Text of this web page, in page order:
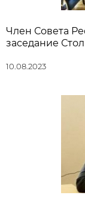
Член Совета
заседание
10.08.2023